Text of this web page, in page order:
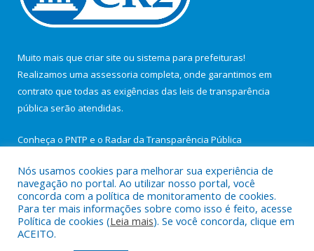
Muito mais que criar site ou sistema para prefeituras!
Realizamos uma assessoria completa, onde garantimos em
contrato que todas as exigências das leis de transparência
pública serão atendidas.
Conheça o PNTP e o Radar da Transparência Pública
Todos os direitos reservados a Câmara Municipal de São João de
Pirabas.
Nós usamos cookies para melhorar sua experiência de
navegação no portal. Ao utilizar nosso portal, você
concorda com a política de monitoramento de cookies.
Para ter mais informações sobre como isso é feito, acesse
Política de cookies (Leia mais). Se você concorda, clique em
ACEITO.